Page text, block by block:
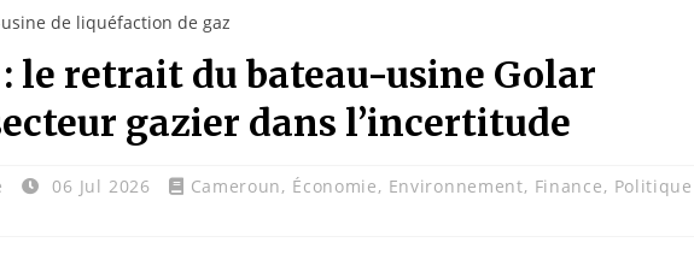
de liquéfaction de gaz
le retrait du bateau-usine Golar
gazier dans l’incertitude
06 Jul 2026 Cameroun, Économie, Environnement, Finance, Politique